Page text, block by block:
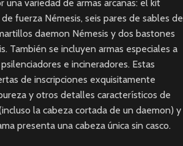
una variedad de armas arcanas: el kit
fuerza Némesis, seis pares de sables de
daemon Némesis y dos bastones
También se incluyen armas especiales a
e incineradores. Estas
de inscripciones exquisitamente
y otros detalles característicos de
la cabeza cortada de un daemon) y
presenta una cabeza única sin casco.